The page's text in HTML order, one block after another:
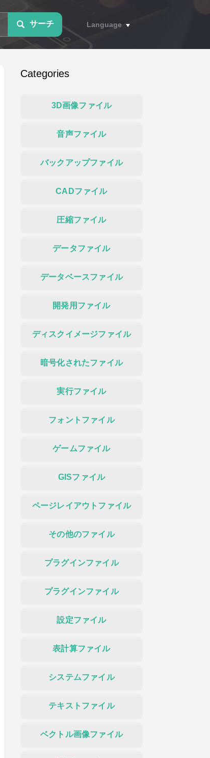
サーチ Language
Categories
3D画像ファイル
音声ファイル
バックアップファイル
CADファイル
圧縮ファイル
データファイル
データベースファイル
開発用ファイル
ディスクイメージファイル
暗号化されたファイル
実行ファイル
フォントファイル
ゲームファイル
GISファイル
ページレイアウトファイル
その他のファイル
プラグインファイル
プラグインファイル
設定ファイル
表計算ファイル
システムファイル
テキストファイル
ベクトル画像ファイル